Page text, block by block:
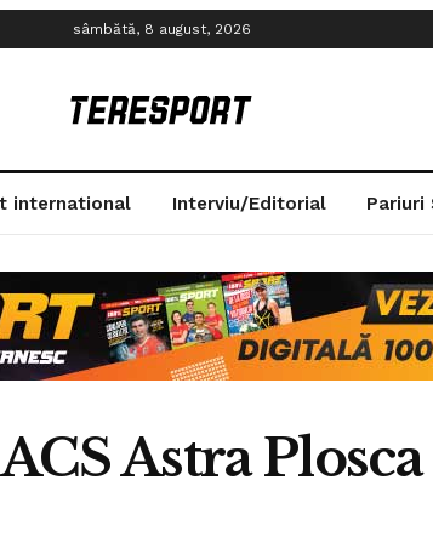
sâmbătă, 8 august, 2026
international Interviu/Editorial Pariuri
Astra Plosca